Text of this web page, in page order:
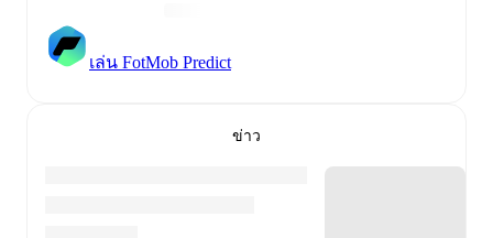
เล่น FotMob Predict
ข่าว